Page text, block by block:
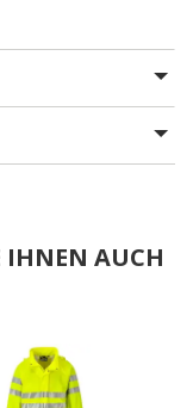
IHNEN AUCH